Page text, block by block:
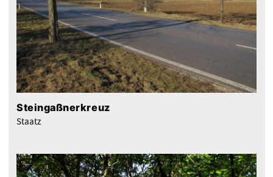
Steingaßnerkreuz
Staatz